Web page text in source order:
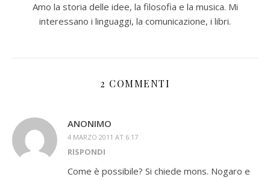
Amo la storia delle idee, la filosofia e la musica. Mi
interessano i linguaggi, la comunicazione, i libri.
2 COMMENTI
ANONIMO
4 MARZO 2011 AT 6:17
RISPONDI
Come è possibile? Si chiede mons. Nogaro e